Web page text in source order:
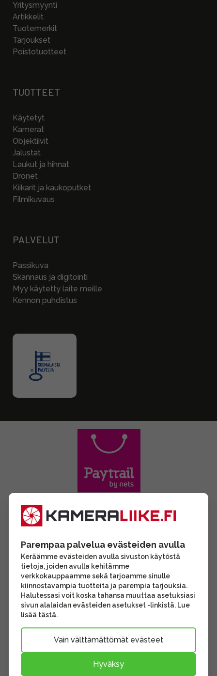
Yritysmyynti
Artikkelit
Tuotemerkit
Tarjoukset
Poistotuotteet
TUOTTEET
Käytetyt
Kamerat
Objektiivit
Jalustat
Laukut ja hihnat
Dronet
Kiikarit ja kaukoputket
Filmikuvaus
PALVELUT
Passikuva
Skannaus ja digitointi
Myy käytetty laite meille
Kennon puhdistus
Parempaa palvelua evästeiden avulla
Keräämme evästeiden avulla sivuston käytöstä
tietoja, joiden avulla kehitämme
verkkokauppaamme sekä tarjoamme sinulle
kiinnostavampia tuotteita ja parempia tarjouksia.
Halutessasi voit koska tahansa muuttaa asetuksiasi
sivun alalaidan evästeiden asetukset -linkistä. Lue
lisää tästä.
Vain välttämättömät evästeet
Hyväksy